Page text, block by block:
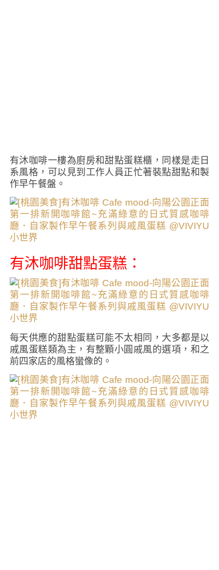
有沐咖啡一樓為廚房和甜點蛋糕櫃，同樣是走日
系風格，可以見到工作人員正忙著裝點甜點和製
作早午餐盤。
有沐咖啡甜點蛋糕：
每天供應的甜點蛋糕可能不太相同，大多都是以
戚風蛋糕類為主，有整顆小圓戚風的選項，和之
前四家店的風格蠻像的。